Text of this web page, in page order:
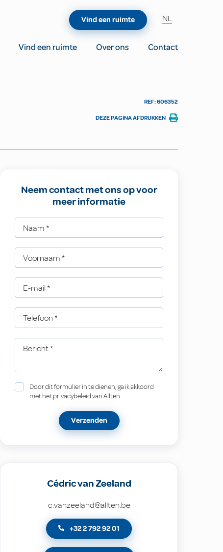
Vind een ruimte Over ons
Contact
Vind een ruimte NL
REF: 606352
DEZE PAGINA AFDRUKKEN
Neem contact met ons op voor
meer informatie
Naam *
Voornaam *
E-mail *
Telefoon *
Bericht*
Door dit formulier in te dienen, ga ik akkoord
met het privacybeleid van Allten.
Verzenden
Cédric van Zeeland
c.vanzeeland@allten.be
+32 2 792 92 01